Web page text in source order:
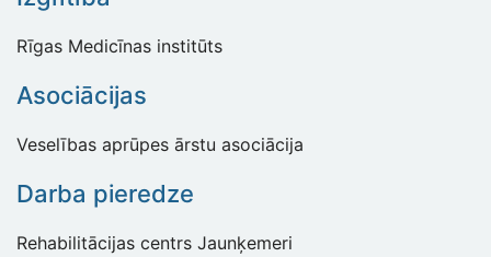
Rīgas Medicīnas institūts
Asociācijas
Veselības aprūpes ārstu asociācija
Darba pieredze
Rehabilitācijas centrs Jaunķemeri